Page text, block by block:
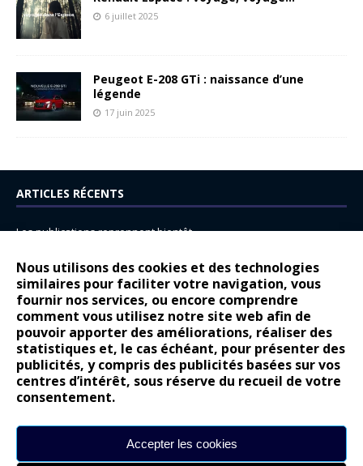
Nous utilisons des cookies et des technologies
similaires pour faciliter votre navigation, vous
fournir nos services, ou encore comprendre
comment vous utilisez notre site web afin de
pouvoir apporter des améliorations, réaliser des
statistiques et, le cas échéant, pour présenter des
publicités, y compris des publicités basées sur vos
centres d’intérêt, sous réserve du recueil de votre
consentement.
Accepter les cookies
6 juillet 2025
Peugeot E-208 GTi : naissance d’une
légende
17 juin 2025
ARTICLES RÉCENTS
Les publications reprennent bientôt…
14 juillet : nouveau film de marque pour Citroën
Renault Espace : voyage, voyage…
Peugeot E-208 GTi : naissance d’une légende
COMMENTAIRES RÉCENTS
Bernard Dardartdans
Gilly
gyo